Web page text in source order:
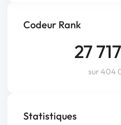
Codeur Rank
27 717
sur 404
Statistiques